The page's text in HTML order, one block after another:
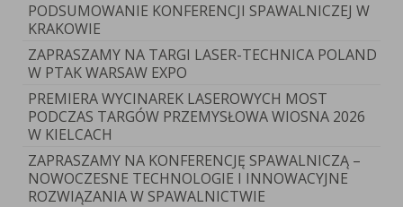
PODSUMOWANIE KONFERENCJI SPAWALNICZEJ W
KRAKOWIE
ZAPRASZAMY NA TARGI LASER-TECHNICA POLAND
W PTAK WARSAW EXPO
PREMIERA WYCINAREK LASEROWYCH MOST
PODCZAS TARGÓW PRZEMYSŁOWA WIOSNA 2026
W KIELCACH
ZAPRASZAMY NA KONFERENCJĘ SPAWALNICZĄ –
NOWOCZESNE TECHNOLOGIE I INNOWACYJNE
ROZWIĄZANIA W SPAWALNICTWIE